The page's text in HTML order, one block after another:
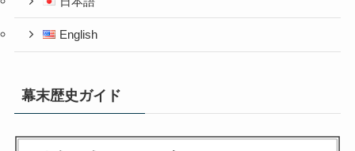
English
幕末歴史ガイド